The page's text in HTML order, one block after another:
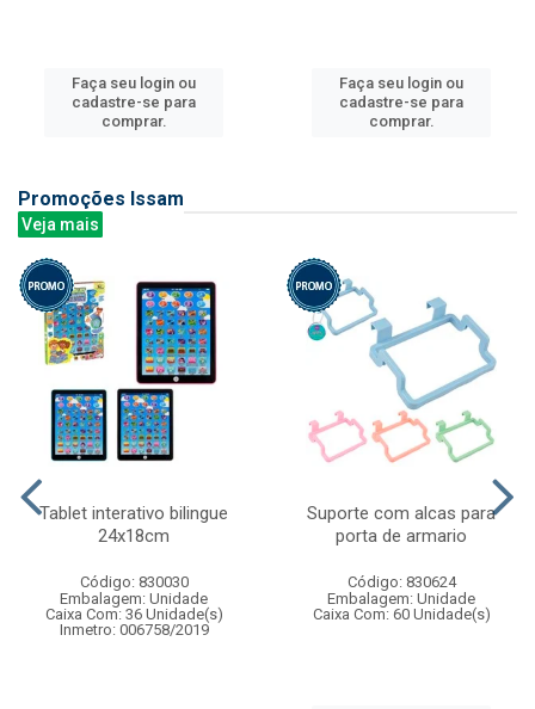
Faça seu login ou
cadastre-se para
comprar.
Faça seu login ou
cadastre-se para
comprar.
Promoções Issam
Veja mais
Tablet interativo bilingue
24x18cm
Código: 830030
Embalagem: Unidade
Caixa Com: 36 Unidade(s)
Inmetro: 006758/2019
Suporte com alcas para
porta de armario
Código: 830624
Embalagem: Unidade
Caixa Com: 60 Unidade(s)